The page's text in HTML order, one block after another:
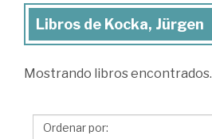
Libros
Kocka,
Libros de Kocka, Jürgen
Mostrando libros encontrados.